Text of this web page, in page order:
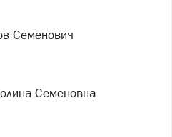
Семенович
Семеновна